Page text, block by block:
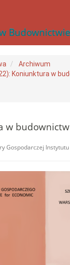
Budownictwie
Archiwum
Koniunktura w
w
Gospodarczej